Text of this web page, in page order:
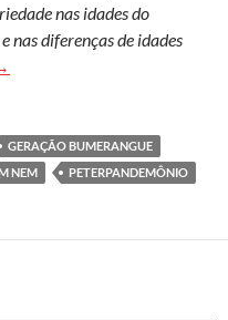
nas idades do
nas diferenças de idades
no curso da vida
GERAÇÃO BUMERANGUE
NEM PETERPANDEMÔNIO